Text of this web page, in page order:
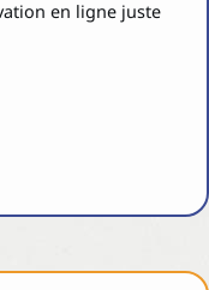
en ligne juste